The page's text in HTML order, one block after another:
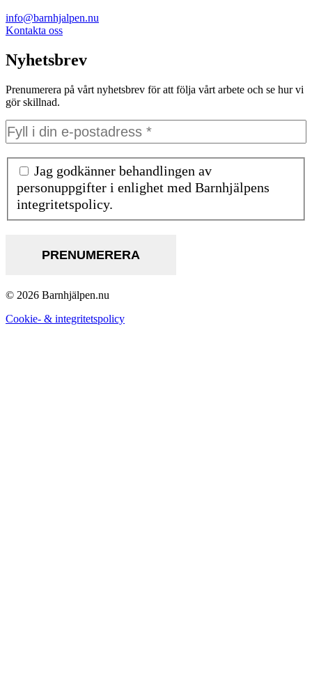
info@barnhjalpen.nu
Kontakta oss
Nyhetsbrev
Prenumerera på vårt nyhetsbrev för att följa vårt arbete och se hur vi
gör skillnad.
Jag godkänner behandlingen av
personuppgifter i enlighet med Barnhjälpens
integritetspolicy.
© 2026 Barnhjälpen.nu
Cookie- & integritetspolicy